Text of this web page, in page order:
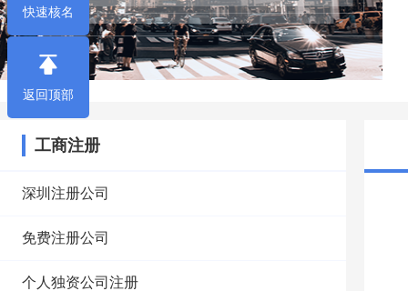
快速核名
返回顶部
工商注册
深圳注册公司
免费注册公司
个人独资公司注册